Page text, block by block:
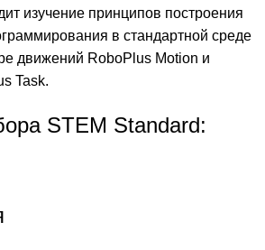
изучение принципов построения
в стандартной среде
движений RoboPlus Motion и
Task.
STEM Standard: